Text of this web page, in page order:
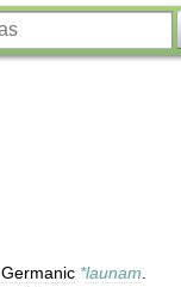
Germanic *launam